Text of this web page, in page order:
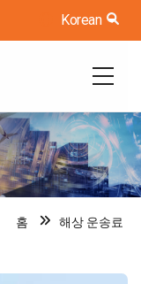
Korean List
홈 해상 운송료